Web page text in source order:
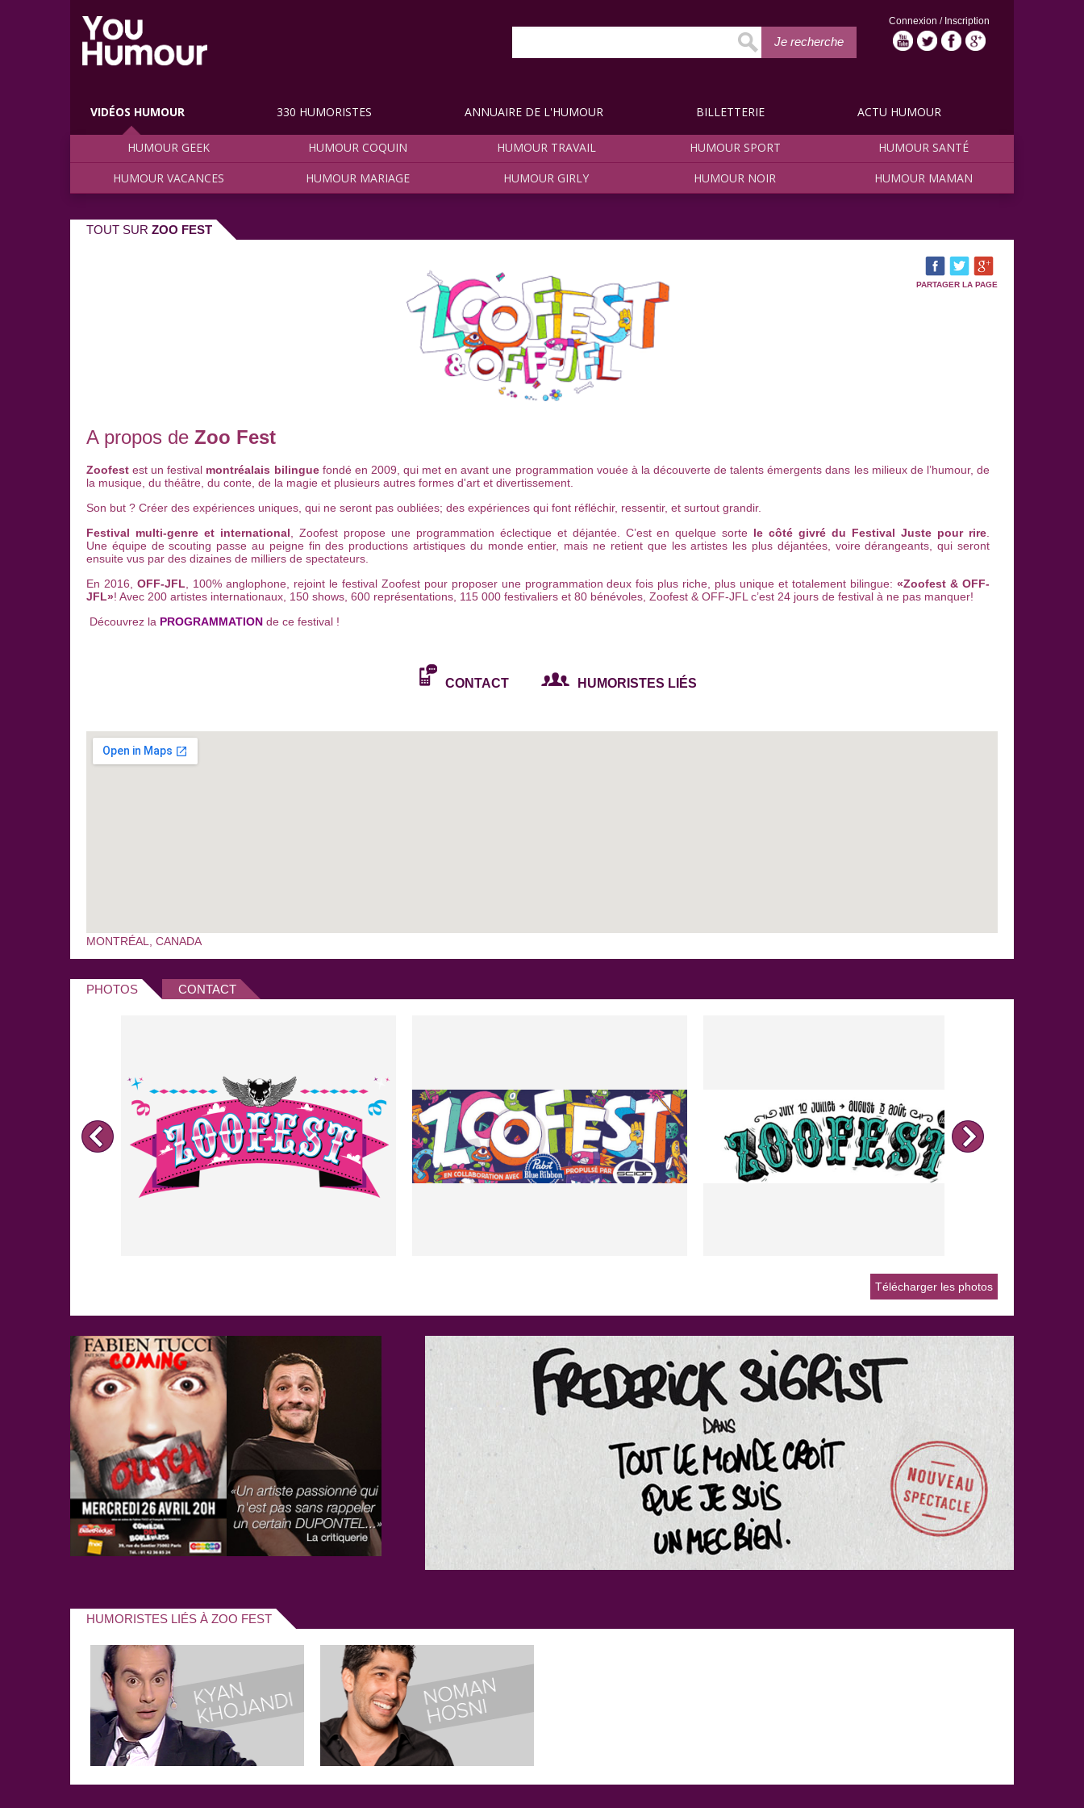
Connexion / Inscription
Je recherche
VIDÉOS HUMOUR
HUMOUR GEEK HUMOUR COQUIN HUMOUR TRAVAIL HUMOUR SPORT
HUMOUR SANTÉ
HUMOUR VACANCES
HUMOUR MARIAGE HUMOUR GIRLY HUMOUR NOIR HUMOUR MAMAN
330 HUMORISTES ANNUAIRE DE L'HUMOUR BILLETTERIE ACTU HUMOUR
TOUT SUR ZOO FEST
PARTAGER LA PAGE
A propos de Zoo Fest
Zoofest est un festival montréalais bilinguefondé en 2009, qui met en avant une programmation vouée à la découverte de talents émergents dans les milieux de l’humour, de
la musique, du théâtre, du conte, de la magie et plusieurs autres formes d'art et divertissement.
Son but ? Créer des expériences uniques, qui ne seront pas oubliées; des expériences qui font réfléchir, ressentir, et surtout grandir.
Festival multi-genre et international, Zoofest propose une programmation éclectique et déjantée. C’est en quelque sorte le côté givré du Festival Juste pour rire.
Une équipe de scouting passe au peigne fin des productions artistiques du monde entier, mais ne retient que les artistes les plus déjantées, voire dérangeants, qui seront
ensuite vus par des dizaines de milliers de spectateurs.
En 2016, OFF-JFL, 100% anglophone, rejoint le festival Zoofest pour proposer une programmation deux fois plus riche, plus unique et totalement bilingue:«Zoofest & OFF-
JFL»! Avec 200 artistes internationaux, 150 shows, 600 représentations, 115 000 festivaliers et 80 bénévoles, Zoofest & OFF-JFL c’est 24 jours de festival à ne pas manquer!
Découvrez la PROGRAMMATION de ce festival !
CONTACT HUMORISTES LIÉS
MONTRÉAL, CANADA
PHOTOS CONTACT
Télécharger les photos
HUMORISTES LIÉS À ZOO FEST